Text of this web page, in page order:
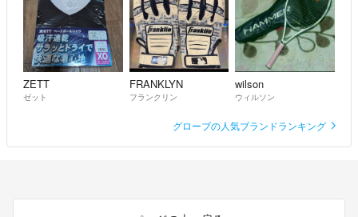
ZETT
ゼット
FRANKLYN
フランクリン
wilson
ウィルソン
グローブの人気ブランドランキング